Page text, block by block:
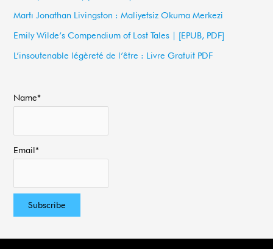
r
:
Martı Jonathan Livingston : Maliyetsiz Okuma Merkezi
Emily Wilde’s Compendium of Lost Tales | [EPUB, PDF]
L’insoutenable légèreté de l’être : Livre Gratuit PDF
Name*
Email*